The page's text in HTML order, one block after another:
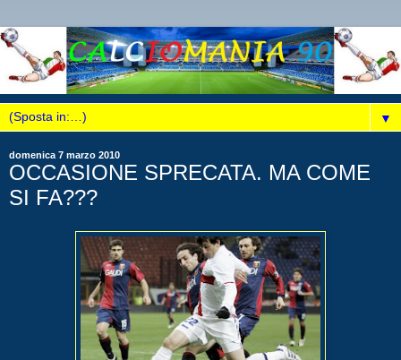
▼
domenica 7 marzo 2010
OCCASIONE SPRECATA. MA COME
SI FA???